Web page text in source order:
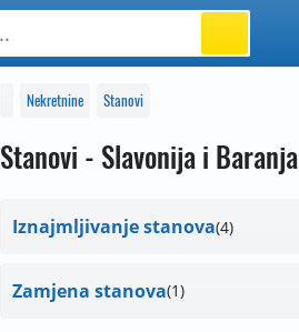
Nekretnine Stanovi
Stanovi - Slavonija i Baranja
Iznajmljivanje stanova 4
Zamjena stanova 1